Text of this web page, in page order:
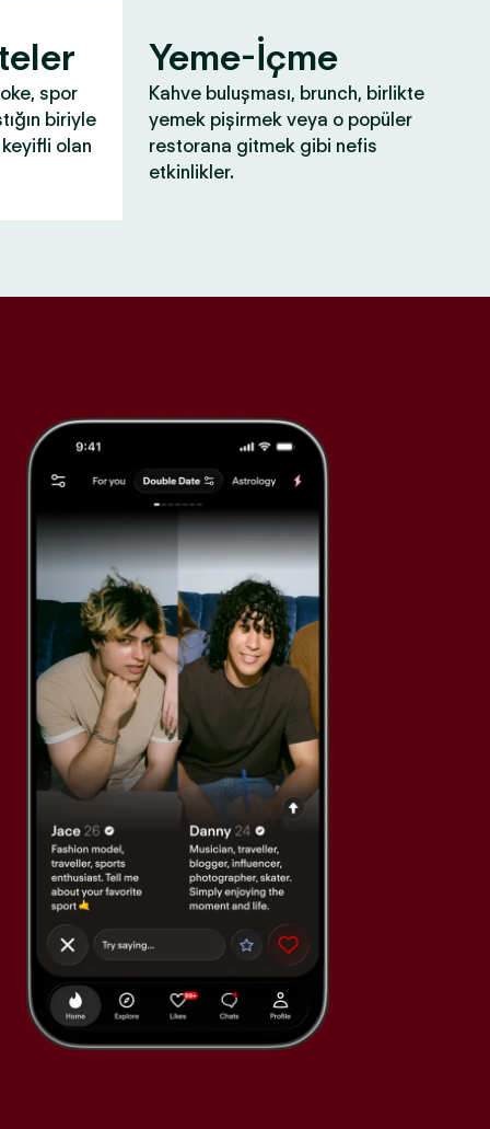
spor
biriyle
keyifli olan
Yeme-İçme
Kahve buluşması, brunch, birlikte
yemek pişirmek veya o popüler
restorana gitmek gibi nefis
etkinlikler.